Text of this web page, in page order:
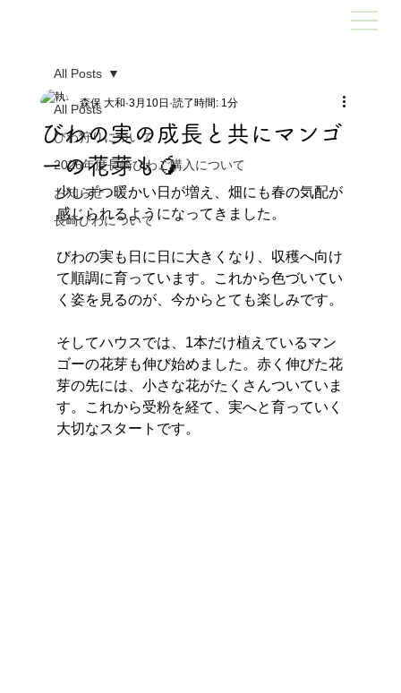
All Posts
びわ狩りについて
2026年度長崎びわご購入について
お知らせ
長崎びわについて
All Posts
びわの実の成長と共にマンゴ
ーの花芽も🥭
森保 大和 3月10日 読了時間: 1分
少しずつ暖かい日が増え、畑にも春の気配が
感じられるようになってきました。
びわの実も日に日に大きくなり、収穫へ向け
て順調に育っています。これから色づいてい
く姿を見るのが、今からとても楽しみです。
そしてハウスでは、1本だけ植えているマン
ゴーの花芽も伸び始めました。赤く伸びた花
芽の先には、小さな花がたくさんついていま
す。これから受粉を経て、実へと育っていく
大切なスタートです。